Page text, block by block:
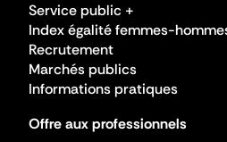
Service public +
Index égalité femmes-
Recrutement
Marchés publics
Informations pratiques
Offre aux professionnels